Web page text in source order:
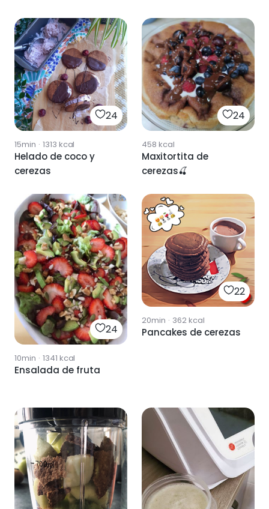
24
15min · 1313 kcal
Helado de coco y
cerezas
24
458 kcal
Maxitortita de
cerezas🍒
24
10min · 1341 kcal
Ensalada de fruta
22
20min · 362kcal
Pancakes de cerezas